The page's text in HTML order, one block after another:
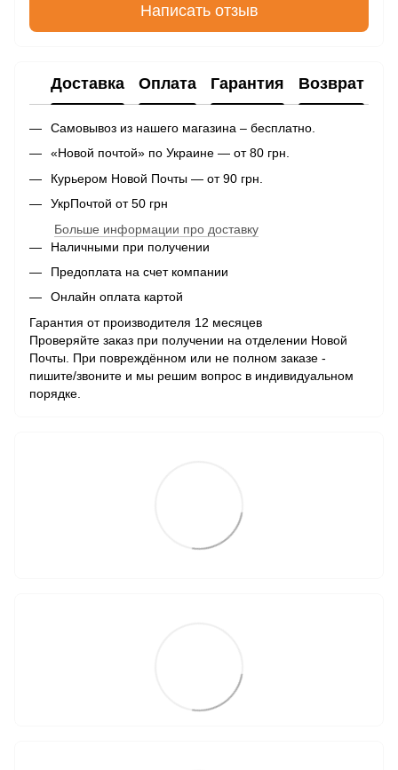
Написать отзыв
Доставка Оплата Гарантия Возврат
Самовывоз из нашего магазина – бесплатно.
«Новой почтой» по Украине — от 80 грн.
Курьером Новой Почты — от 90 грн.
УкрПочтой от 50 грн
Больше информации про доставку
Наличными при получении
Предоплата на счет компании
Онлайн оплата картой
Гарантия от производителя 12 месяцев
Проверяйте заказ при получении на отделении Новой
Почты. При повреждённом или не полном заказе -
пишите/звоните и мы решим вопрос в индивидуальном
порядке.